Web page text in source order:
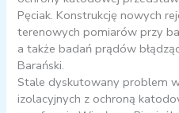
Pęciak. Konstrukcję nowych
terenowych pomiarów przy
a także badań prądów
Barański.
Stale dyskutowany problem
izolacyjnych z ochroną